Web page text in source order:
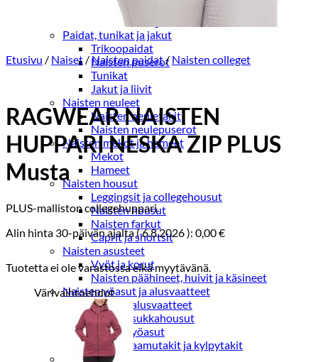
Naisten paidat
Naisten colleget
Paidat, tunikat ja jakut
Trikoopaidat
Naisten puserot
Tunikat
Jakut ja liivit
Naisten neuleet
Naisten neuletakit
Naisten neulepuserot
Naisten mekot ja hameet
Mekot
Hameet
Naisten housut
Leggingsit ja collegehousut
Naisten housut
Naisten farkut
Caprit ja shortsit
Naisten asusteet
Vyöt ja korut
Naisten päähineet, huivit ja käsineet
Naisten yöasut ja alusvaatteet
Naisten alusvaatteet
Sukat ja sukkahousut
Naisten yöasut
Naisten aamutakit ja kylpytakit
Naisten takit
Etusivu / Naiset /Naisten paidat/ Naisten colleget
RAGWEAR NAISTEN
HUPPARI NESKA ZIP PLUS
Musta
PLUS-malliston collegehuppari.
Alin hinta 30-päivän ajalta (6.8.2026): 0,00€
Tuotetta ei ole varastossa eikä myytävänä.
Värivaihtoehdot